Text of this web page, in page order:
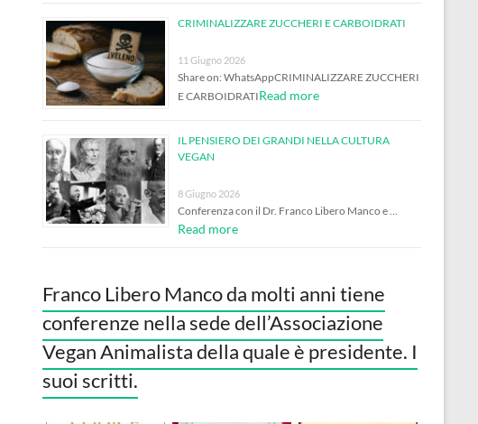
CRIMINALIZZARE ZUCCHERI E CARBOIDRATI
11 Giugno 2026
Share on: WhatsAppCRIMINALIZZARE ZUCCHERI
E CARBOIDRATIRead more
IL PENSIERO DEI GRANDI NELLA CULTURA
VEGAN
8 Giugno 2026
Conferenza con il Dr. Franco Libero Manco e …
Read more
Franco Libero Manco da molti anni tiene
conferenze nella sede dell’Associazione
Vegan Animalista della quale è presidente. I
suoi scritti.